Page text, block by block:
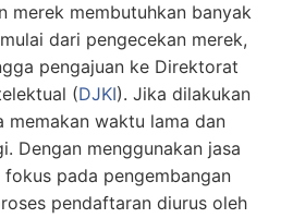
merek membutuhkan banyak
dari pengecekan merek,
pengajuan ke Direktorat
(DJKI). Jika dilakukan
memakan waktu lama dan
Dengan menggunakan jasa
fokus pada pengembangan
pendaftaran diurus oleh